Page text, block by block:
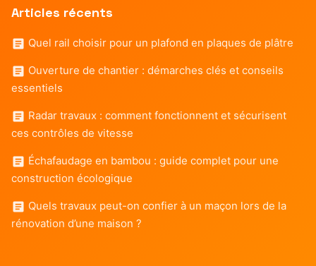
Articles récents
Quel rail choisir pour un plafond en plaques de plâtre
Ouverture de chantier : démarches clés et conseils
essentiels
Radar travaux : comment fonctionnent et sécurisent
ces contrôles de vitesse
Échafaudage en bambou : guide complet pour une
construction écologique
Quels travaux peut-on confier à un maçon lors de la
rénovation d’une maison ?